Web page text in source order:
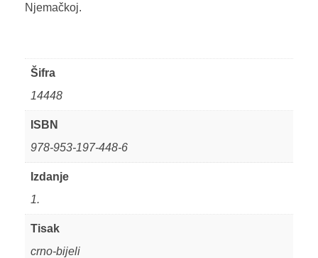
Njemačkoj.
Šifra
14448
ISBN
978-953-197-448-6
Izdanje
1.
Tisak
crno-bijeli